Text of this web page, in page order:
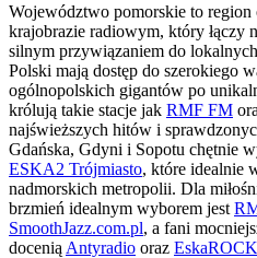
Województwo pomorskie to
krajobrazie radiowym, który łączy
silnym przywiązaniem do
Polski mają dostęp do szerokiego
ogólnopolskich gigantów po
królują takie stacje jak RMF FM
najświeższych hitów i
Gdańska, Gdyni i Sopotu chętnie
ESKA2 Trójmiasto, które idealnie
nadmorskich metropolii. Dla
brzmień idealnym wyborem jest
SmoothJazz.com.pl, a fani
docenią Antyradio oraz EskaROCK